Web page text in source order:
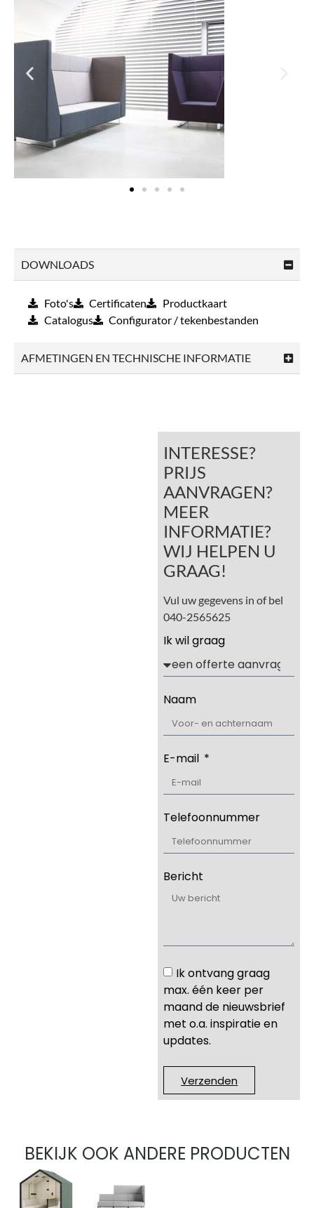
DOWNLOADS
Foto's Certificaten
Productkaart
Catalogus
Configurator / tekenbestanden
AFMETINGEN EN TECHNISCHE INFORMATIE
INTERESSE?
PRIJS
AANVRAGEN?
MEER
INFORMATIE?
WIJ HELPEN U
GRAAG!
Vul uw gegevens in of bel
040-2565625
Ik wil graag
Naam
E-mail
Telefoonnummer
Bericht
Ik ontvang graag
max. één keer per
maand de nieuwsbrief
met o.a. inspiratie en
updates.
Verzenden
BEKIJK OOK ANDERE PRODUCTEN